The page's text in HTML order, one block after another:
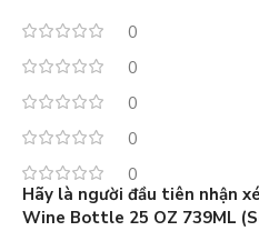
0
0
0
0
0
Hãy là người đầu tiên nhận
Wine Bottle 25 OZ 739ML